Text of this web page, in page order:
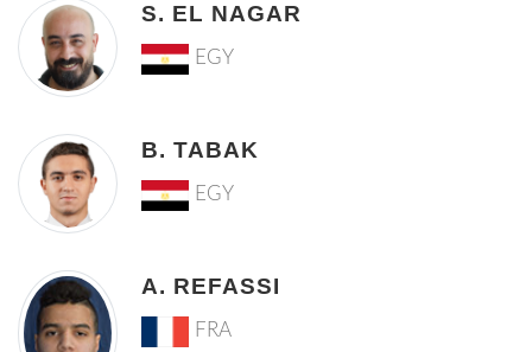
S. EL NAGAR
EGY
B. TABAK
EGY
A. REFASSI
FRA